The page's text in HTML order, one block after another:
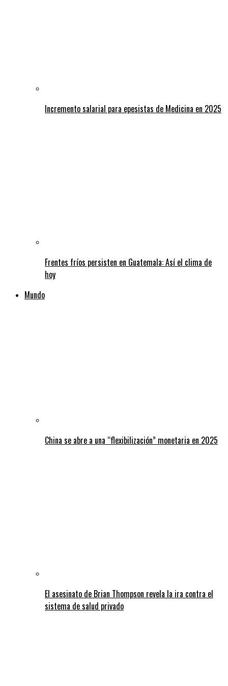
Incremento salarial para epesistas de Medicina en 2025
Frentes fríos persisten en Guatemala: Así el clima de
hoy
Mundo
China se abre a una “flexibilización” monetaria en 2025
El asesinato de Brian Thompson revela la ira contra el
sistema de salud privado